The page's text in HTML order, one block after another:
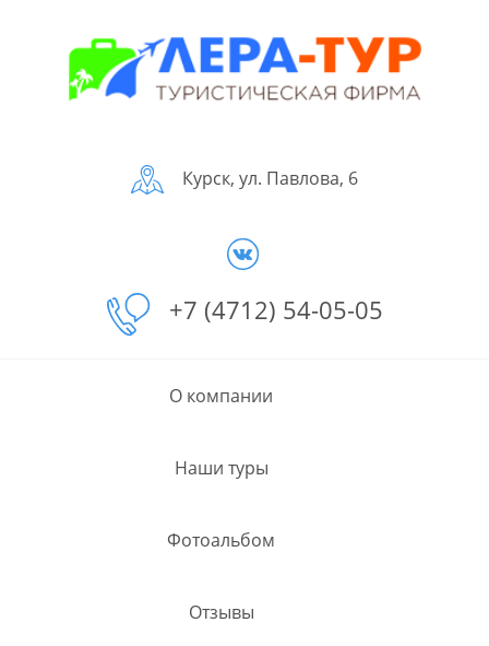
Курск, ул. Павлова, 6
+7 (4712) 54-05-05
О компании
Наши туры
Фотоальбом
Отзывы